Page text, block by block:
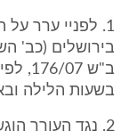
1. לפניי ערר
ב"ש
בשעות הלילה
2. נגד העורר